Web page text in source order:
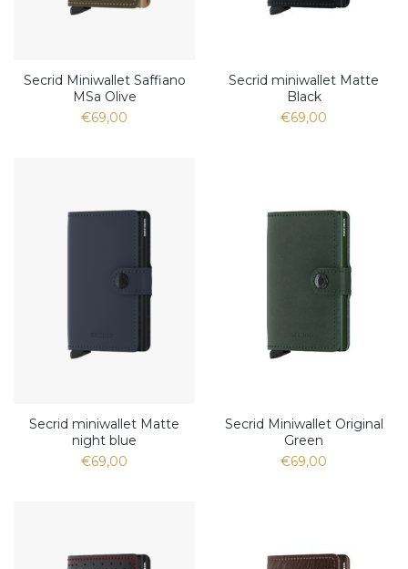
Secrid Miniwallet Saffiano
MSa Olive
€69,00
Secrid miniwallet Matte
Black
€69,00
Secrid miniwallet Matte
night blue
€69,00
Secrid Miniwallet Original
Green
€69,00